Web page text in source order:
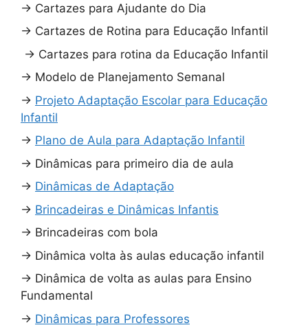
→ Cartazes para Ajudante do Dia
→ Cartazes de Rotina para Educação Infantil
→ Cartazes para rotina da Educação Infantil
→ Modelo de Planejamento Semanal
→ Projeto Adaptação Escolar para Educação
Infantil
→ Plano de Aula para Adaptação Infantil
→ Dinâmicas para primeiro dia de aula
→ Dinâmicas de Adaptação
→ Brincadeiras e Dinâmicas Infantis
→ Brincadeiras com bola
→ Dinâmica volta às aulas educação infantil
→ Dinâmica de volta as aulas para Ensino
Fundamental
→ Dinâmicas para Professores